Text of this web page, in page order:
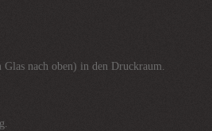
nach oben) in den Druckraum.